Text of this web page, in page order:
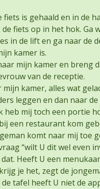
fiets is gehaald en in de
fiets op in het hok. Ga
in de lift en ga naar de
kamer is.
mijn kamer en breng
van de receptie.
mijn kamer, alles wat
leggen en dan naar
heb mij toch een portie
een restaurant kom
komt naar mij toe
“wilt U dit wel even
Heeft U een
je het, zegt de
de tafel heeft U niet de